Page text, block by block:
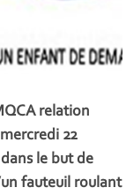
relation
22
le but de
fauteuil roulant